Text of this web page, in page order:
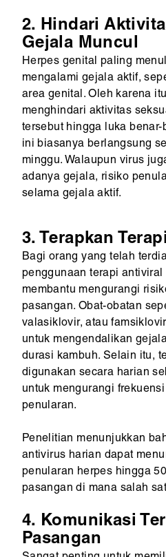
2. Hindari
Gejala Muncul
Herpes genital paling
mengalami gejala aktif,
area genital. Oleh karena
menghindari aktivitas
tersebut hingga luka
ini biasanya berlangsung
minggu. Walaupun virus
adanya gejala, risiko
selama gejala aktif.
3. Terapkan
Bagi orang yang telah
penggunaan terapi
membantu mengurangi
pasangan. Obat-obatan
valasiklovir, atau
untuk mengendalikan
durasi kambuh. Selain itu,
digunakan secara harian
untuk mengurangi
penularan.
Penelitian menunjukkan
antivirus harian dapat
penularan herpes hingga
pasangan di mana salah
4. Komunikasi
Pasangan